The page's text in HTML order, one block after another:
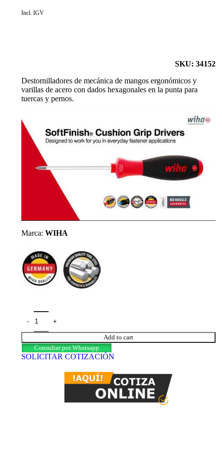
Incl. IGV
SKU: 34152
Destornilladores de mecánica de mangos ergonómicos y
varillas de acero con dados hexagonales en la punta para
tuercas y pernos.
Marca: WIHA
Add to cart
Consultar por Whatsapp
SOLICITAR COTIZACIÓN